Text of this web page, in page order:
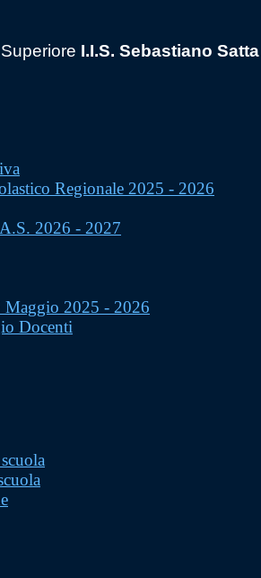
I.I.S. Sebastiano Satta
Regionale 2025 - 2026
2026 - 2027
Maggio 2025 - 2026
Docenti